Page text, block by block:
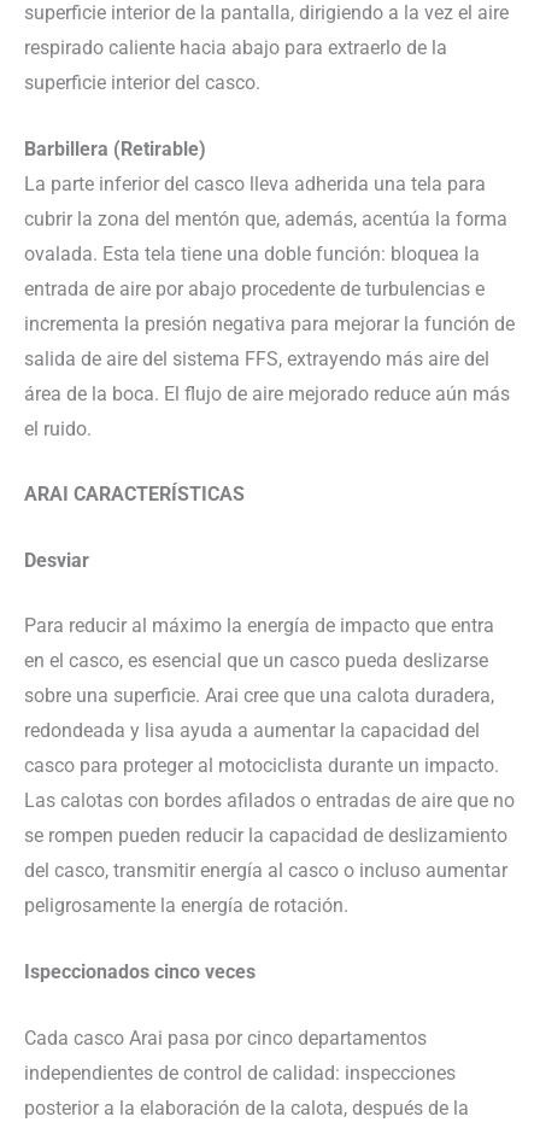
superficie interior de la pantalla, dirigiendo a la vez el aire
respirado caliente hacia abajo para extraerlo de la
superficie interior del casco.
Barbillera (Retirable)
La parte inferior del casco lleva adherida una tela para
cubrir la zona del mentón que, además, acentúa la forma
ovalada. Esta tela tiene una doble función: bloquea la
entrada de aire por abajo procedente de turbulencias e
incrementa la presión negativa para mejorar la función de
salida de aire del sistema FFS, extrayendo más aire del
área de la boca. El flujo de aire mejorado reduce aún más
el ruido.
ARAI CARACTERÍSTICAS
Desviar
Para reducir al máximo la energía de impacto que entra
en el casco, es esencial que un casco pueda deslizarse
sobre una superficie. Arai cree que una calota duradera,
redondeada y lisa ayuda a aumentar la capacidad del
casco para proteger al motociclista durante un impacto.
Las calotas con bordes afilados o entradas de aire que no
se rompen pueden reducir la capacidad de deslizamiento
del casco, transmitir energía al casco o incluso aumentar
peligrosamente la energía de rotación.
Ispeccionados cinco veces
Cada casco Arai pasa por cinco departamentos
independientes de control de calidad: inspecciones
posterior a la elaboración de la calota, después de la